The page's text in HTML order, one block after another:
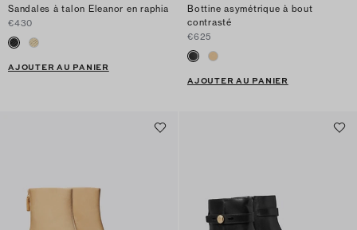
Sandales à talon Eleanor en raphia
€430
AJOUTER AU PANIER
Bottine asymétrique à bout
contrasté
€625
AJOUTER AU PANIER